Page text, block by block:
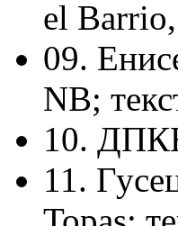
el
09.
NB;
10.
11.